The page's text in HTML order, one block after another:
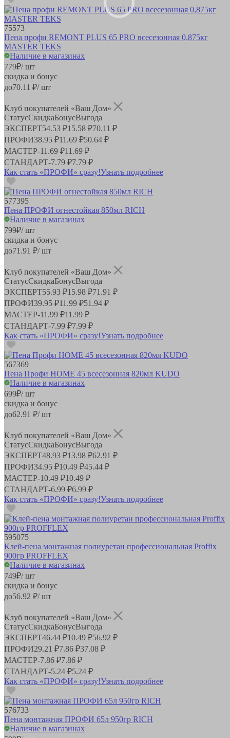
75573
Пена профи REMONT PLUS 65 PRO всесезонная 0,875кг
MASTER TEKS
Наличие в магазинах
779₽/ шт
скидка и бонус
до70.11 ₽/ шт
Клуб покупателей «Ваш Дом»
СтатусСкидкаБонусВыгода
ЭКСПЕРТ54.53 ₽15.58 ₽70.11 ₽
ПРОФИ38.95 ₽11.69 ₽50.64 ₽
МАСТЕР-11.69 ₽11.69 ₽
СТАНДАРТ-7.79 ₽7.79 ₽
Как стать «ПРОФИ» сразу!Узнать подробнее
577395
Пена ПРОФИ огнестойкая 850мл RICH
Наличие в магазинах
799₽/ шт
скидка и бонус
до71.91 ₽/ шт
Клуб покупателей «Ваш Дом»
СтатусСкидкаБонусВыгода
ЭКСПЕРТ55.93 ₽15.98 ₽71.91 ₽
ПРОФИ39.95 ₽11.99 ₽51.94 ₽
МАСТЕР-11.99 ₽11.99 ₽
СТАНДАРТ-7.99 ₽7.99 ₽
Как стать «ПРОФИ» сразу!Узнать подробнее
567369
Пена Профи HOME 45 всесезонная 820мл KUDO
Наличие в магазинах
699₽/ шт
скидка и бонус
до62.91 ₽/ шт
Клуб покупателей «Ваш Дом»
СтатусСкидкаБонусВыгода
ЭКСПЕРТ48.93 ₽13.98 ₽62.91 ₽
ПРОФИ34.95 ₽10.49 ₽45.44 ₽
МАСТЕР-10.49 ₽10.49 ₽
СТАНДАРТ-6.99 ₽6.99 ₽
Как стать «ПРОФИ» сразу!Узнать подробнее
595075
Клей-пена монтажная полиуретан профессиональная Proffix
900гр PROFFLEX
Наличие в магазинах
749₽/ шт
скидка и бонус
до56.92 ₽/ шт
Клуб покупателей «Ваш Дом»
СтатусСкидкаБонусВыгода
ЭКСПЕРТ46.44 ₽10.49 ₽56.92 ₽
ПРОФИ29.21 ₽7.86 ₽37.08 ₽
МАСТЕР-7.86 ₽7.86 ₽
СТАНДАРТ-5.24 ₽5.24 ₽
Как стать «ПРОФИ» сразу!Узнать подробнее
576733
Пена монтажная ПРОФИ 65л 950гр RICH
Наличие в магазинах